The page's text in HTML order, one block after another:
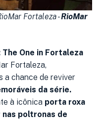
Fortaleza -RioMar
One in Fortaleza
Fortaleza,
a chance de reviver
da série.
à icônica porta roxa
nas poltronas de